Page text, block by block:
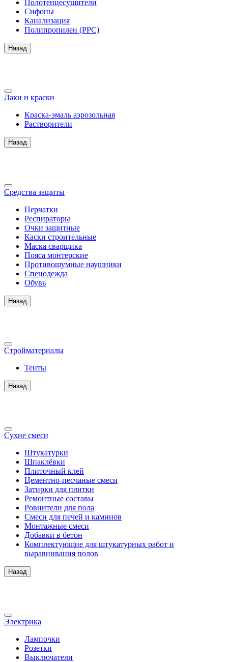
Полотенцесушители
Сифоны
Канализация
Полипропилен (PPC)
Назад
Лаки и краски
Краска-эмаль аэрозольная
Растворители
Назад
Средства защиты
Перчатки
Респираторы
Очки защитные
Каски строительные
Маска сварщика
Пояса монтерские
Противошумные наушники
Спецодежда
Обувь
Назад
Стройматериалы
Тенты
Назад
Сухие смеси
Штукатурки
Шпаклёвки
Плиточный клей
Цементно-песчаные смеси
Затирки для плитки
Ремонтные составы
Ровнители для пола
Смеси для печей и каминов
Монтажные смеси
Добавки в бетон
Комплектующие для штукатурных работ и
выравнивания полов
Назад
Электрика
Лампочки
Розетки
Выключатели